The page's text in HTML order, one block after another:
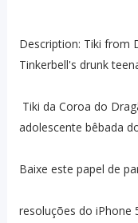
Description: Tiki from
Tinkerbell's drunk
Tiki da Coroa do
adolescente bêbada
Baixe este papel de
resoluções do iPhone